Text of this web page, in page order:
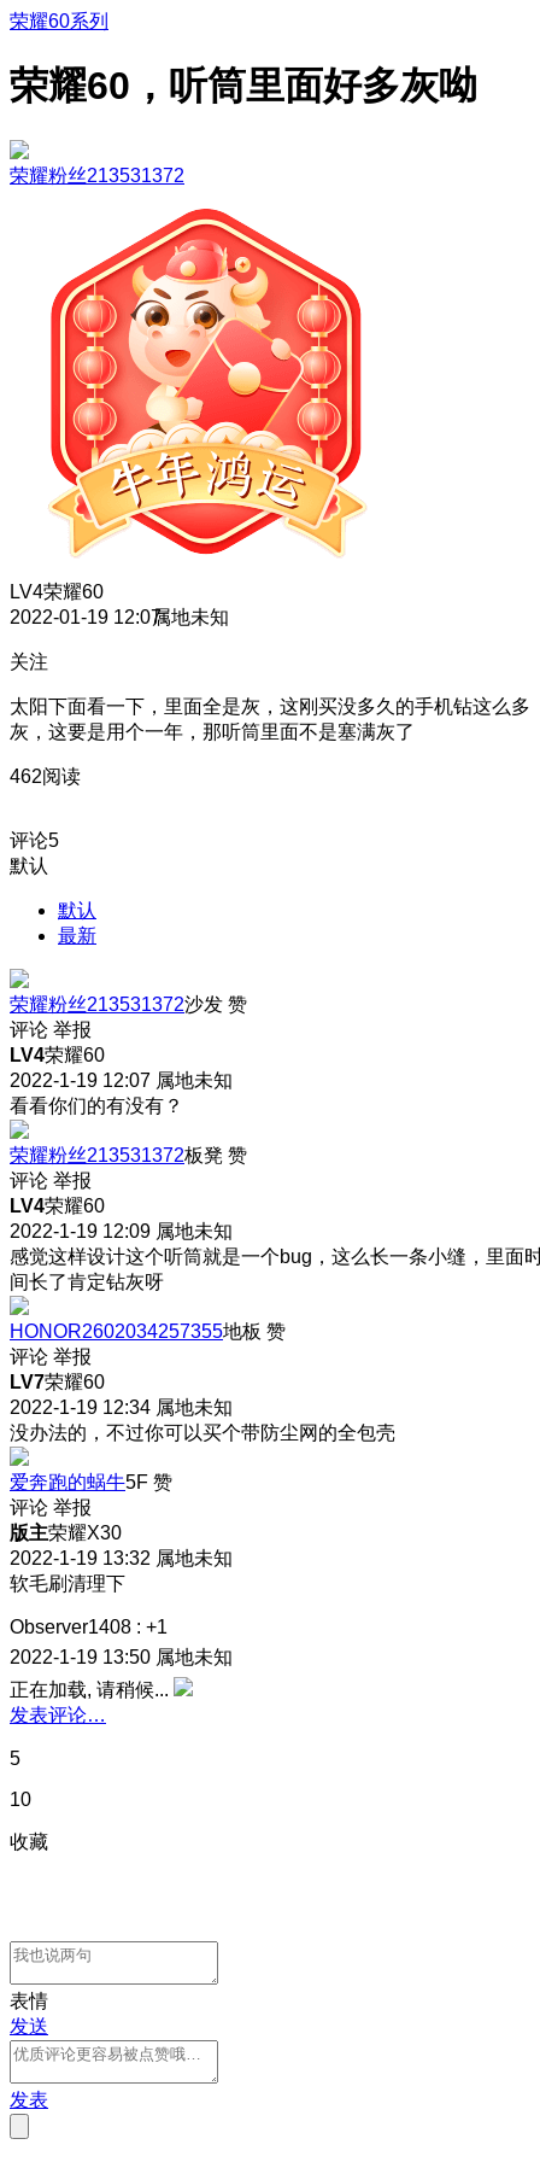
荣耀60系列
荣耀60，听筒里面好多灰呦
荣耀粉丝213531372
LV4荣耀60
2022-01-19 12:07属地未知
关注
太阳下面看一下，里面全是灰，这刚买没多久的手机钻这么多
灰，这要是用个一年，那听筒里面不是塞满灰了
462阅读
评论5
默认
默认
最新
荣耀粉丝213531372沙发 赞
评论 举报
LV4荣耀60
2022-1-19 12:07 属地未知
看看你们的有没有？
荣耀粉丝213531372板凳 赞
评论 举报
LV4荣耀60
2022-1-19 12:09 属地未知
感觉这样设计这个听筒就是一个bug，这么长一条小缝，里面
间长了肯定钻灰呀
HONOR2602034257355地板 赞
评论 举报
LV7荣耀60
2022-1-19 12:34 属地未知
没办法的，不过你可以买个带防尘网的全包壳
爱奔跑的蜗牛5F 赞
评论 举报
版主荣耀X30
2022-1-19 13:32 属地未知
软毛刷清理下
Observer1408 : +1
2022-1-19 13:50 属地未知
正在加载, 请稍候...
发表评论…
5
10
收藏
表情
发送
发表